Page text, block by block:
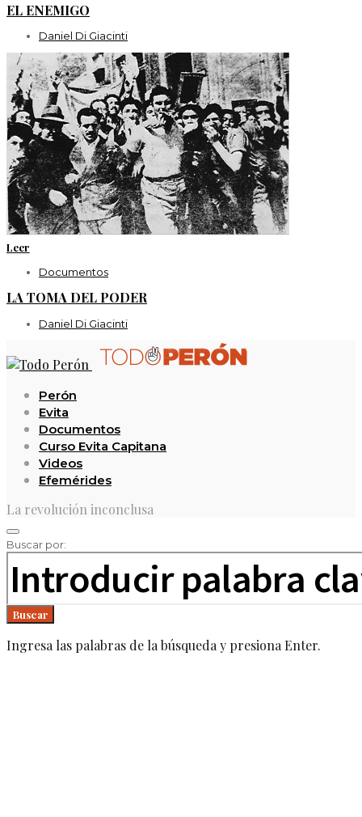
EL ENEMIGO
Daniel Di Giacinti
Leer
Documentos
LA TOMA DEL PODER
Daniel Di Giacinti
Perón
Evita
Documentos
Curso Evita Capitana
Videos
Efemérides
La revolución inconclusa
Buscar por:
Buscar
Ingresa las palabras de la búsqueda y presiona Enter.